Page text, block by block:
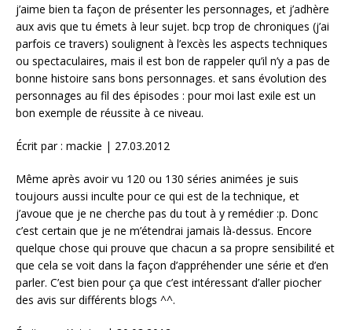
j’aime bien ta façon de présenter les personnages, et j’adhère
aux avis que tu émets à leur sujet. bcp trop de chroniques (j’ai
parfois ce travers) soulignent à l’excès les aspects techniques
ou spectaculaires, mais il est bon de rappeler qu’il n’y a pas de
bonne histoire sans bons personnages. et sans évolution des
personnages au fil des épisodes : pour moi last exile est un
bon exemple de réussite à ce niveau.
Écrit par : mackie | 27.03.2012
Même après avoir vu 120 ou 130 séries animées je suis
toujours aussi inculte pour ce qui est de la technique, et
j’avoue que je ne cherche pas du tout à y remédier :p. Donc
c’est certain que je ne m’étendrai jamais là-dessus. Encore
quelque chose qui prouve que chacun a sa propre sensibilité et
que cela se voit dans la façon d’appréhender une série et d’en
parler. C’est bien pour ça que c’est intéressant d’aller piocher
des avis sur différents blogs ^^.